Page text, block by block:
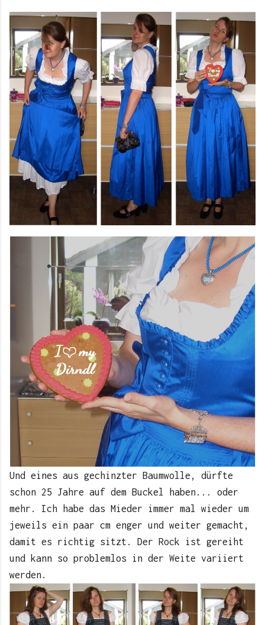
Und eines aus gechinzter Baumwolle, dürfte
schon 25 Jahre auf dem Buckel haben... oder
mehr. Ich habe das Mieder immer mal wieder um
jeweils ein paar cm enger und weiter gemacht,
damit es richtig sitzt. Der Rock ist gereiht
und kann so problemlos in der Weite variiert
werden.